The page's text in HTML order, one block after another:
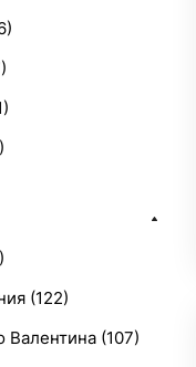
)
)
)
)
(24)
)
(122)
Валентина (107)